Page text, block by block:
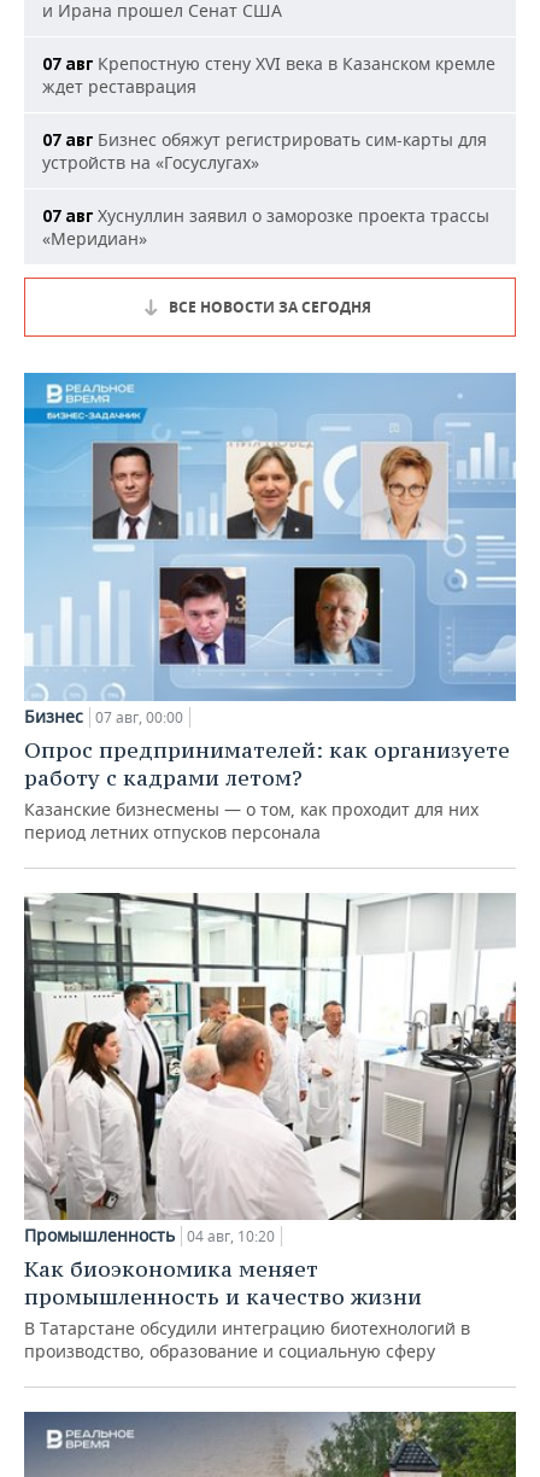
и Ирана прошел Сенат США
07 авг Крепостную стену XVI века в Казанском кремле
ждет реставрация
07 авг Бизнес обяжут регистрировать сим-карты для
устройств на «Госуслугах»
07 авг Хуснуллин заявил о заморозке проекта трассы
«Меридиан»
ВСЕ НОВОСТИ ЗА СЕГОДНЯ
Бизнес 07 авг, 00:00
Опрос предпринимателей: как организуете
работу с кадрами летом?
Казанские бизнесмены — о том, как проходит для них
период летних отпусков персонала
Промышленность 04 авг, 10:20
Как биоэкономика меняет
промышленность и качество жизни
В Татарстане обсудили интеграцию биотехнологий в
производство, образование и социальную сферу